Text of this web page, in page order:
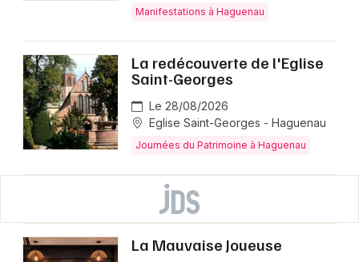
Manifestations à Haguenau
La redécouverte de l'Eglise
Saint-Georges
Le 28/08/2026
Eglise Saint-Georges - Haguenau
Journées du Patrimoine à Haguenau
La Mauvaise Joueuse